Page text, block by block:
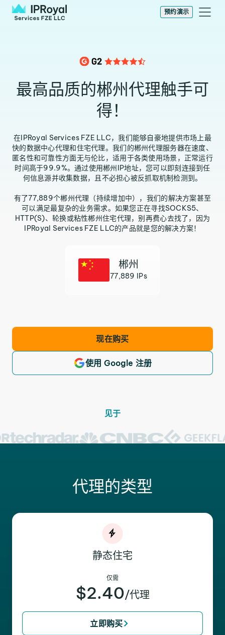
预约演示
最高品质的郴州代理触手可
得！
在IPRoyal Services FZE LLC，我们能够自豪地提供市场上最
快的数据中心代理和住宅代理。我们的郴州代理服务器在速度、
匿名性和可靠性方面无与伦比，适用于各类使用场景，正常运行
时间高于99.9%。通过使用郴州IP地址，您可以即刻连接到任
何信息源并收集数据，且不必担心被反抓取机制检测到。
有了77,889个郴州代理（持续增加中），我们的解决方案甚至
可以满足最复杂的业务需求。如果您正在寻找SOCKS5、
HTTP(S)、轮换或粘性郴州住宅代理，别再费心去找了，因为
IPRoyal Services FZE LLC的产品就是您的解决方案！
郴州
77,889 IPs
现在购买
使用 Google 注册
见于
代理的类型
静态住宅
仅需
$2.40/代理
立即购买